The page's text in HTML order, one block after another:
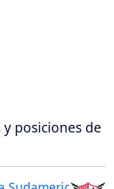
posiciones de